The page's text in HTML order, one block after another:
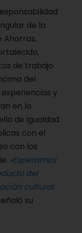
de la
Ahorros,
de trabajo
del
y
en la
de Igualdad
con el
con los
«Esperamos
del
cultural
su